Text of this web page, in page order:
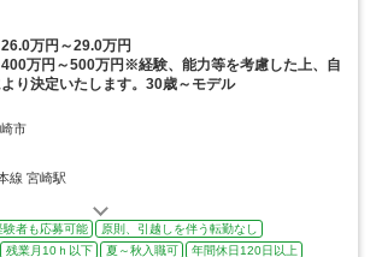
26.0万円～29.0万円
400万円～500万円※経験、能力等を考慮した上、自
り決定いたします。30歳～モデル
市
線 宮崎駅
験者も応募可能
原則、引越しを伴う転勤なし
残業月10ｈ以下 夏～秋入職可 年間休日120日以上